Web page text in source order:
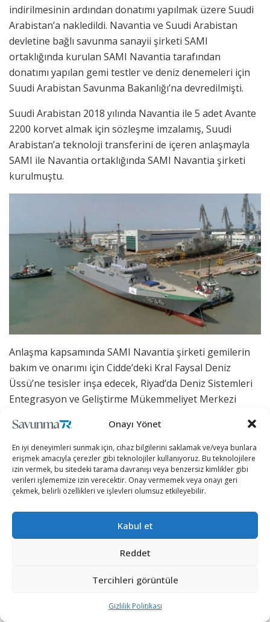
Onayı Yönet
En iyi deneyimleri sunmak için, cihaz bilgilerini saklamak ve/veya bunlara
erişmek amacıyla çerezler gibi teknolojiler kullanıyoruz. Bu teknolojilere
izin vermek, bu sitedeki tarama davranışı veya benzersiz kimlikler gibi
verileri işlememize izin verecektir. Onay vermemek veya onayı geri
çekmek, belirli özellikleri ve işlevleri olumsuz etkileyebilir.
Kabul et
Reddet
Tercihleri görüntüle
Gizlilik Politikası
indirilmesinin ardından donatımı yapılmak üzere Suudi
Arabistan’a nakledildi. Navantia ve Suudi Arabistan
devletine bağlı savunma sanayii şirketi SAMI
ortaklığında kurulan SAMI Navantia tarafından
donatımı yapılan gemi testler ve deniz denemeleri için
Suudi Arabistan Savunma Bakanlığı’na devredilmişti.
Suudi Arabistan 2018 yılında Navantia ile 5 adet Avante
2200 korvet almak için sözleşme imzalamış, Suudi
Arabistan’a teknoloji transferini de içeren anlaşmayla
SAMI ile Navantia ortaklığında SAMI Navantia şirketi
kurulmuştu.
Anlaşma kapsamında SAMI Navantia şirketi gemilerin
bakım ve onarımı için Cidde’deki Kral Faysal Deniz
Üssü’ne tesisler inşa edecek, Riyad’da Deniz Sistemleri
Entegrasyon ve Geliştirme Mükemmeliyet Merkezi
“Yaşam Döngüsü Desteği” sunacak.
Aynı zamanda gemiler için entegre lojistik destek,
bakım personeli eğitimi, personel eğitim simülatörleri
de SAMI Navantia tarafından Suudi Arabistan Kraliyet